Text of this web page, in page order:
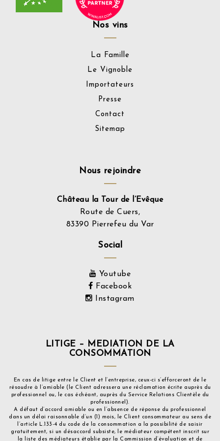
Nos vins
La Famille
Le Vignoble
Importateurs
Presse
Contact
Sitemap
Nous rejoindre
Château la Tour de l’Evêque
Route de Cuers,
83390 Pierrefeu du Var
Social
Youtube
Facebook
Instagram
LITIGE – MEDIATION DE LA
CONSOMMATION
En cas de litige entre le Client et l’entreprise, ceux-ci s’efforceront de le
résoudre à l’amiable (le Client adressera une réclamation écrite auprès du
professionnel ou, le cas échéant, auprès du Service Relations Clientèle du
professionnel).
A défaut d’accord amiable ou en l’absence de réponse du professionnel
dans un délai raisonnable d’un (1) mois, le Client consommateur au sens de
l’article L.133-4 du code de la consommation a la possibilité de saisir
gratuitement, si un désaccord subsiste, le médiateur compétent inscrit sur
la liste des médiateurs établie par la Commission d’évaluation et de